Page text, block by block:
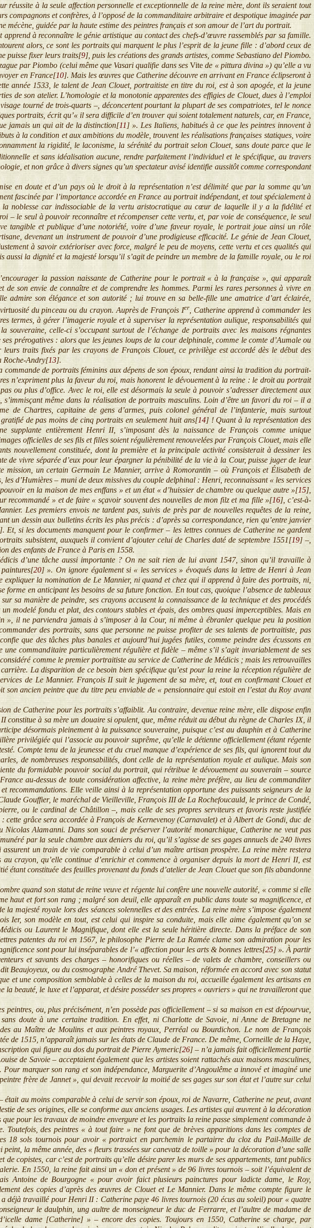
réussite à la seule affection personnelle et exceptionnelle de la reine mère, dont ils seraient tout
compagnons et confrères, à l’opposé de la commanditaire arbitraire et despotique imaginée par
mécène, guidée par la haute estime des peintres français et son amour de l’art du portrait.
à reconnaître le génie artistique au contact des chefs-d’œuvre rassemblés par sa famille.
alors, ce sont les portraits qui marquent le plus l’esprit de la jeune fille : d’abord ceux de
puisse fixer leurs traits[9] , puis les créations des grands artistes, comme Sebastiano del Piombo.
par Piombo (celui même que Vasari qualifie dans sesVite de « pittura divina ») qu’elle a vu
en France[10]. Mais les œuvres que Catherine découvre en arrivant en France éclipseront à
année 1533, le talent de Jean Clouet, portraitiste en titre du roi, est à son apogée, et la jeune
de son atelier. L’homologie et la monotonie apparentes des effigies de Clouet, dues à l’emploi
tourné de trois-quarts –, déconcertent pourtant la plupart de ses compatriotes, tel le nonce
portraits, écrit qu’« il sera difficile d’en trouver qui soient totalement naturels, car, en France,
jamais un qui ait de la distinction[11 ] ». Les Italiens, habitués à ce que les peintres innovent à
à la condition et aux ambitions du modèle, trouvent les réalisations françaises statiques, voire
la rigidité, le laconisme, la sérénité du portrait selon Clouet, sans doute parce que le
et sans idéalisation aucune, rendre parfaitement l’individuel et le spécifique, au travers
et non grâce à divers signes qu’un spectateur avisé identifie aussitôt comme correspondant
en doute et d’un pays où le droit à la représentation n’est délimité que par la somme qu’un
fascinée par l’importance accordée en France au portrait indépendant, et tout spécialement à
noblesse car indissociable de la vertu aristocratique au cœur de laquelle il y a la fidélité et
– le seul à pouvoir reconnaître et récompenser cette vertu, et, par voie de conséquence, le seul
tangible et publique d’une notoriété, voire d’une faveur royale, le portrait joue ainsi un rôle
devenant un instrument de pouvoir d’une prodigieuse efficacité. Le génie de Jean Clouet,
à savoir extérioriser avec force, malgré le peu de moyens, cette vertu et ces qualités qui
aussi la dignité et la majesté lorsqu’il s’agit de peindre un membre de la famille royale, ou le roi
la passion naissante de Catherine pour le portrait « à la française », qui apparaît
son envie de connaître et de comprendre les hommes. Parmi les rares personnes à vivre en
admire son élégance et son autorité ; lui trouve en sa belle-fille une amatrice d’art éclairée,
du pinceau ou du crayon. Auprès de François Ier
, Catherine apprend à commander les
termes, à gérer l’imagerie royale et à superviser la représentation aulique, responsabilités qui
celle-ci s’occupant surtout de l’échange de portraits avec les maisons régnantes
prérogatives : alors que les jeunes loups de la cour delphinale, comme le comte d’Aumale ou
traits fixés par les crayons de François Clouet, ce privilège est accordé dès le début des
Roche-Andry[13].
de portraits féminins aux dépens de son époux, rendant ainsi la tradition du portrait-
n’expriment plus la faveur du roi, mais honorent le dévouement à la reine : le droit au portrait
ou plus d’office. Avec le roi, elle est désormais la seule à pouvoir s’adresser directement aux
même dans la réalisation de portraits masculins. Loin d’être un favori du roi – il a
de Chartres, capitaine de gens d’armes, puis colonel général de l’infanterie, mais surtout
de pas moins de cinq portraits en seulement huit ans[14]! Quant à la représentation des
supplante entièrement Henri II, s’imposant dès la naissance de François comme unique
officielles de ses fils et filles soient régulièrement renouvelées par François Clouet, mais elle
nouvellement constituée, dont la première et la principale activité consisterait à dessiner les
de vivre séparée d’eux pour leur épargner la pénibilité de la vie à la Cour, puisse juger de leur
mission, un certain Germain Le Mannier, arrive à Romorantin – où François et Élisabeth de
d’Humières – muni de deux missives du couple delphinal : Henri, reconnaissant « les services
en la maison de mes enffans » et un état « d’huissier de chambre ou quelque autre »[15]
recommandé » et de faire « sçavoir souvent des nouvelles de mon filz et ma fille »[16] , c’est-à-
Les premiers envois ne tardent pas, suivis de près par de nouvelles requêtes de la reine,
un dessin aux bulletins écrits les plus précis : d’après sa correspondance, rien qu’entre janvier
. Et, si les documents manquent pour le confirmer – les lettres connues de Catherine ne gardent
subsistent, auxquels il convient d’ajouter celui de Charles daté de septembre 1551[19]–,
des enfants de France à Paris en 1558.
d’une tâche aussi importante ? On ne sait rien de lui avant 1547, sinon qu’il travaille à
20] ». On ignore également si « les services » évoqués dans la lettre de Henri à Jean
expliquer la nomination de Le Mannier, ni quand et chez qui il apprend à faire des portraits, ni,
forme en anticipant les besoins de sa future fonction. En tout cas, quoique l’absence de tableaux
sa manière de peindre, ses crayons accusent la connaissance de la technique et des procédés
modelé fondu et plat, des contours stables et épais, des ombres quasi imperceptibles. Mais en
», il ne parviendra jamais à s’imposer à la Cour, ni même à ébranler quelque peu la position
des portraits, sans que personne ne puisse profiter de ses talents de portraitiste, pas
que des tâches plus banales et aujourd’hui jugées futiles, comme peindre des écussons en
commanditaire particulièrement régulière et fidèle – même s’il s’agit invariablement de ses
comme le premier portraitiste au service de Catherine de Médicis ; mais les retrouvailles
La disparition de ce besoin bien spécifique qu’est pour la reine la réception régulière de
de Le Mannier. François II suit le jugement de sa mère, et, tout en confirmant Clouet et
ancien peintre que du titre peu enviable de « pensionnaire qui estoit en l’estat du Roy avant
de Catherine pour les portraits s’affaiblit. Au contraire, devenue reine mère, elle dispose enfin
constitue à sa mère un douaire si opulent, que, même réduit au début du règne de Charles IX, il
désormais pleinement à la puissance souveraine, puisque c’est au dauphin et à Catherine
privilégiée qui l’associe au pouvoir suprême, qu’elle le détienne officiellement (étant régente
Compte tenu de la jeunesse et du cruel manque d’expérience de ses fils, qui ignorent tout du
de nombreuses responsabilités, dont celle de la représentation royale et aulique. Mais son
du formidable pouvoir social du portrait, qui rétribue le dévouement au souverain – source
au-dessus de toute considération affective, la reine mère préfère, au lieu de commanditer
recommandations. Elle veille ainsi à la représentation opportune des puissants seigneurs de la
Gouffier, le maréchal de Vieilleville, François III de La Rochefoucauld, le prince de Condé,
ou le cardinal de Châtillon –, mais celle de ses propres serviteurs et favoris reste justifiée
cette grâce sera accordée à François de Kernevenoy (Carnavalet) et à Albert de Gondi, duc de
Nicolas Alamanni. Dans son souci de préserver l’autorité monarchique, Catherine ne veut pas
par la seule chambre aux deniers du roi, qu’il s’agisse de ses gages annuels de 240 livres
un train de vie comparable à celui d’un maître artisan prospère. La reine mère restera
crayon, qu’elle continue d’enrichir et commence à organiser depuis la mort de Henri II, est
étant constituée des feuilles provenant du fonds d’atelier de Jean Clouet que son fils abandonne
quand son statut de reine veuve et régente lui confère une nouvelle autorité, « comme si elle
haut et fort son rang ; malgré son deuil, elle apparaît en public dans toute sa magnificence, et
majesté royale lors des séances solennelles et des entrées. La reine mère s’impose également
Ier, son modèle en tout, est celui qui inspire sa conduite, mais elle aime également qu’on se
ou Laurent le Magnifique, dont elle est la seule héritière directe. Dans la préface de son
patentes du roi en 1567, le philosophe Pierre de La Ramée clame son admiration pour les
sont pour lui inséparables de l’« affection pour les arts & bonnes lettres[25]». À partir
et savants des charges – honorifiques ou réelles – de valets de chambre, conseillers ou
Beaujoyeux, ou du cosmographe André Thevet. Sa maison, réformée en accord avec son statut
et une composition semblable à celles de la maison du roi, accueille également les artisans en
beauté, le luxe et l’apparat, et désire posséder ses propres « ouvriers » qui ne travailleront que
ou, plus précisément, n’en possède pas officiellement – si sa maison en est dépourvue,
doute à une certaine tradition. En effet, ni Charlotte de Savoie, ni Anne de Bretagne ne
au Maître de Moulins et aux peintres royaux, Perréal ou Bourdichon. Le nom de François
de 1515, n’apparaît jamais sur les états de Claude de France. De même, Corneille de la Haye,
qui figure au dos du portrait de Pierre Aymeric[26]– n’a jamais fait officiellement partie
de Savoie – acceptaient également que les artistes soient rattachés aux maisons masculines,
marquer son rang et son indépendance, Marguerite d’Angoulême a innové et imaginé une
frère de Jannet », qui devait recevoir la moitié de ses gages sur son état et l’autre sur celui
au moins comparable à celui de servir son époux, roi de Navarre, Catherine ne peut, avant
de ses origines, elle se conforme aux anciens usages. Les artistes qui œuvrent à la décoration
pour les travaux de moindre envergure et les portraits la reine passe simplement commande à
des peintres « à tout faire » ne font que de brèves apparitions dans les comptes de
18 sols tournois pour avoir « portraict en parchemin le partairre du cloz du Pail-Maille de
la même année, des « fleurs trassées sur canevatz de toille » pour la décoration d’une salle
copistes, car c’est de portraits qu’elle désire parer les murs de ses appartements, tant publics
En 1550, la reine fait ainsi un « don et présent » de 96 livres tournois – soit l’équivalent de
Antoine de Bourgogne « pour avoir faict plusieurs painctures pour ladicte dame, le Roy,
des copies d’après des œuvres de Clouet et Le Mannier. Dans le même compte figure le
déjà travaillé pour Henri II : Catherine paye 46 livres tournois (20 écus au soleil) pour « quatre
le daulphin, ung aultre de monseigneur le duc de Ferrarre, et l’aultre de madame de
dame [Catherine] » – encore des copies. Toujours en 1550, Catherine se charge, par